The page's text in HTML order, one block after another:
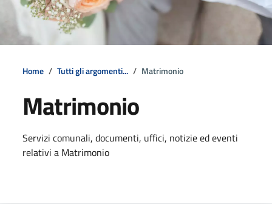
Home Tutti gli argomenti... Matrimonio
Matrimonio
Dettagli della notizia
Servizi comunali, documenti, uffici, notizie ed eventi
relativi a Matrimonio